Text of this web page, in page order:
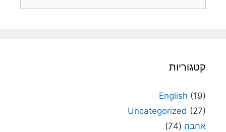
קטגוריות
English (19)
Uncategorized (27)
אהבה (74)